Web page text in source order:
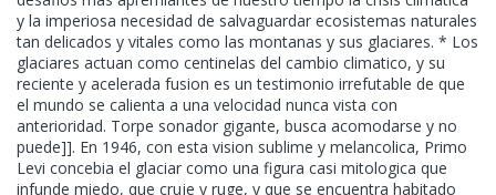
y la imperiosa necesidad de salvaguardar ecosistemas naturales
tan delicados y vitales como las montanas y sus glaciares. * Los
glaciares actuan como centinelas del cambio climatico, y su
reciente y acelerada fusion es un testimonio irrefutable de que
el mundo se calienta a una velocidad nunca vista con
anterioridad. Torpe sonador gigante, busca acomodarse y no
puede]]. En 1946, con esta vision sublime y melancolica, Primo
Levi concebia el glaciar como una figura casi mitologica que
infunde miedo, que cruje y ruge, y que se encuentra habitado